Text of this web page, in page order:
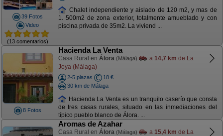
39 Fotos
Video
(13 comentarios)
Chalet independiente y aislado de 120 m2, y mas de
1. 500m2 de zona exterior, totalmente amueblado y con
piscina privada de 35m2. La viviend ...
8 Fotos
Hacienda La Venta
Casa Rural en Álora (Málaga) a 14,7 km de La
Joya (Málaga)
2-5 plazas
18 €
30 km de Málaga
Hacienda La Venta es un tranquilo caserío que consta
de tres casas rurales, situado en las inmediaciones del
típico pueblo blanco de Álora. ...
Aromas de Azahar
Casa Rural en Álora (Málaga) a 15,4 km de La